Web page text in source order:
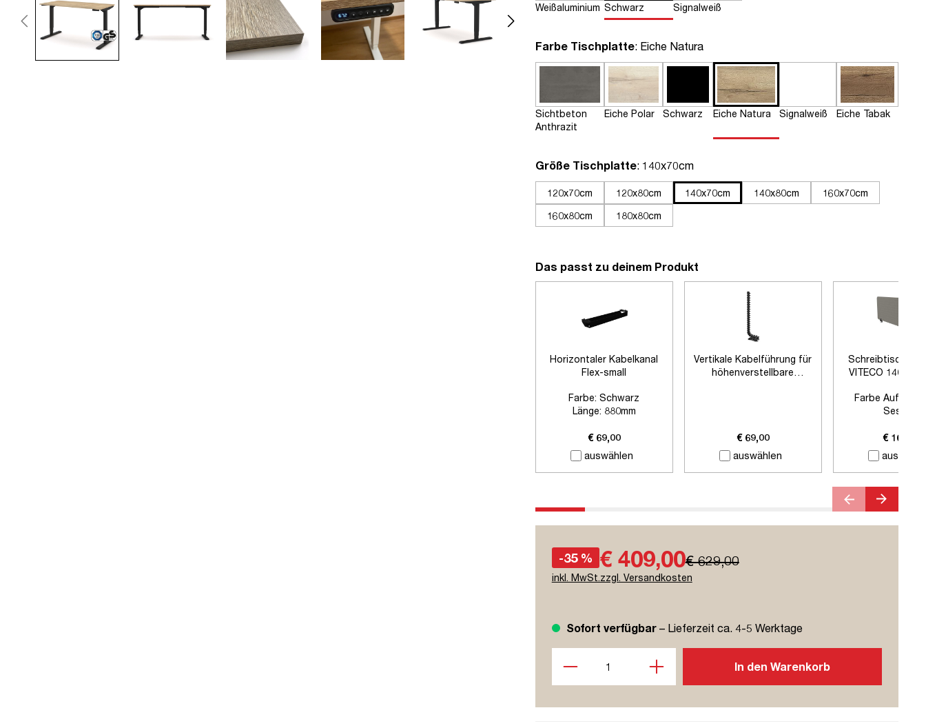
Weißaluminium Schwarz Signalweiß
Farbe Tischplatteauswählen
: Eiche Natura
Sichtbeton
Anthrazit
Eiche Polar Schwarz Eiche Natura Signalweiß Eiche Tabak
Größe Tischplatteauswählen
: 140x70cm
120x70cm 120x80cm 140x70cm 140x80cm
160x70cm
160x80cm
180x80cm
Das passt zu deinem Produkt
auswählen
Horizontaler Kabelkanal
Flex-small
Farbe:Schwarz
Länge: 880mm
€ 69,00
auswählen
Vertikale Kabelführung für
höhenverstellbare
€ 69,00
VITECO 140cm
Farbe
Sesame
Länge:
€ 169,00
-35 % € 409,00€ 629,00
inkl. MwSt.zzgl. Versandkosten
Sofort verfügbar– Lieferzeit ca. 4-5 Werktage
In den Warenkorb